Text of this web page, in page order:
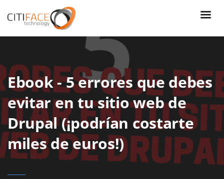
contenido
Ebook - 5 errores que debes
evitar en tu sitio web de
Drupal (¡podrían costarte
miles de euros!)